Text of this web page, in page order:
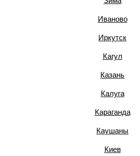
Иваново
Иркутск
Кагул
Казань
Калуга
Караганда
Каушаны
Киев